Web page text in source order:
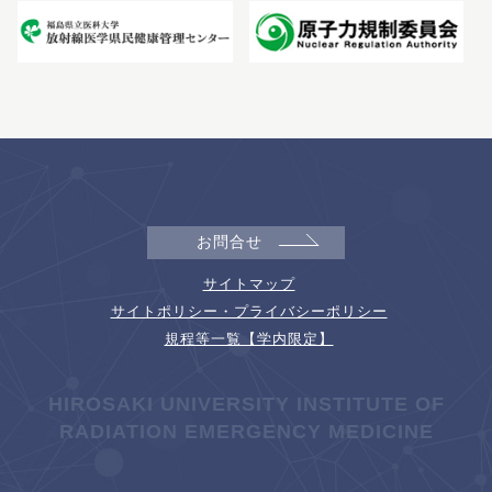
お問合せ
サイトマップ
サイトポリシー・プライバシーポリシー
規程等一覧【学内限定】
HIROSAKI UNIVERSITY INSTITUTE OF
RADIATION EMERGENCY MEDICINE